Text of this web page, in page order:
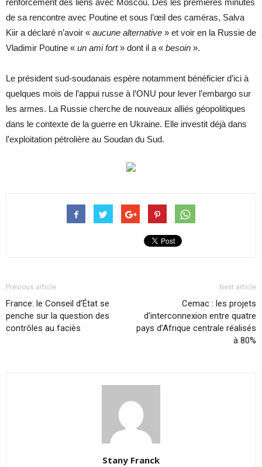
renforcement des liens avec Moscou. Dès les premières minutes
de sa rencontre avec Poutine et sous l’œil des caméras, Salva
Kiir a déclaré n’avoir « aucune alternative » et voir en la Russie de
Vladimir Poutine « un ami fort» dont il a « besoin ».
Le président sud-soudanais espère notamment bénéficier d’ici à
quelques mois de l’appui russe à l’ONU pour lever l’embargo sur
les armes. La Russie cherche de nouveaux alliés géopolitiques
dans le contexte de la guerre en Ukraine. Elle investit déjà dans
l’exploitation pétrolière au Soudan du Sud.
Previous article
France: le Conseil d’État se
penche sur la question des
contrôles au faciès
Next article
Cemac : les projets
d’interconnexion entre quatre
pays d’Afrique centrale réalisés
à 80%
Stany Franck